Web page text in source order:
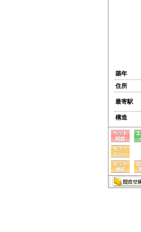
築年
住所
最寄駅
構造